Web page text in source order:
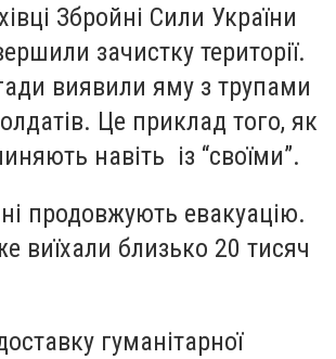
Збройні Сили України
зачистку території.
виявили яму з трупами
Це приклад того, як
навіть із “своїми”.
продовжують евакуацію.
виїхали близько 20 тисяч
гуманітарної